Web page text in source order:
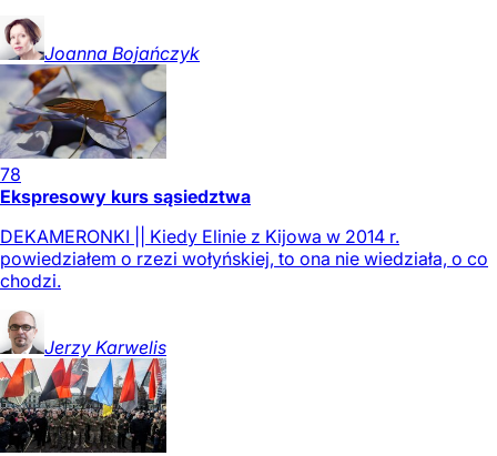
Joanna Bojańczyk
78
Ekspresowy kurs sąsiedztwa
DEKAMERONKI || Kiedy Elinie z Kijowa w 2014 r.
powiedziałem o rzezi wołyńskiej, to ona nie wiedziała, o co
chodzi.
Jerzy Karwelis